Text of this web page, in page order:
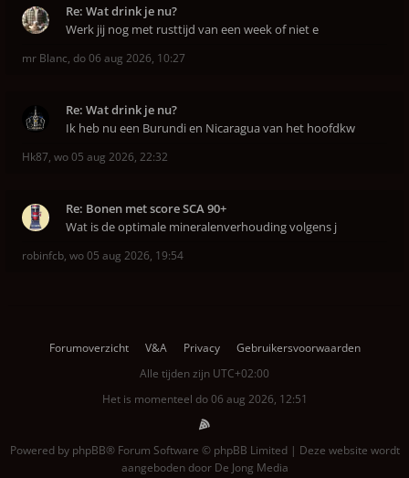
Re: Wat drink je nu?
Werk jij nog met rusttijd van een week of niet e
mr Blanc, do 06 aug 2026, 10:27
Re: Wat drink je nu?
Ik heb nu een Burundi en Nicaragua van het hoofdkw
Hk87, wo 05 aug 2026, 22:32
Re: Bonen met score SCA 90+
Wat is de optimale mineralenverhouding volgens j
robinfcb, wo 05 aug 2026, 19:54
Forumoverzicht V&A Privacy
Gebruikersvoorwaarden
Alle tijden zijn UTC+02:00
Het is momenteel do 06 aug 2026, 12:51
Powered by phpBB® Forum Software © phpBB Limited | Deze website wordt
aangeboden door De Jong Media